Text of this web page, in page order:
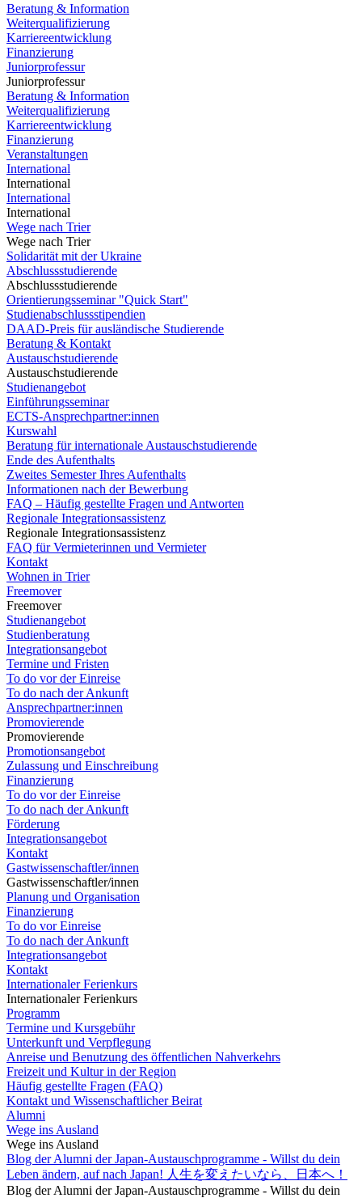
Beratung & Information
Weiterqualifizierung
Karriereentwicklung
Finanzierung
Juniorprofessur
Juniorprofessur
Beratung & Information
Weiterqualifizierung
Karriereentwicklung
Finanzierung
Veranstaltungen
International
International
International
International
Wege nach Trier
Wege nach Trier
Solidarität mit der Ukraine
Abschlussstudierende
Abschlussstudierende
Orientierungsseminar "Quick Start"
Studienabschlussstipendien
DAAD-Preis für ausländische Studierende
Beratung & Kontakt
Austauschstudierende
Austauschstudierende
Studienangebot
Einführungsseminar
ECTS-Ansprechpartner:innen
Kurswahl
Beratung für internationale Austauschstudierende
Ende des Aufenthalts
Zweites Semester Ihres Aufenthalts
Informationen nach der Bewerbung
FAQ – Häufig gestellte Fragen und Antworten
Regionale Integrationsassistenz
Regionale Integrationsassistenz
FAQ für Vermieterinnen und Vermieter
Kontakt
Wohnen in Trier
Freemover
Freemover
Studienangebot
Studienberatung
Integrationsangebot
Termine und Fristen
To do vor der Einreise
To do nach der Ankunft
Ansprechpartner:innen
Promovierende
Promovierende
Promotionsangebot
Zulassung und Einschreibung
Finanzierung
To do vor der Einreise
To do nach der Ankunft
Förderung
Integrationsangebot
Kontakt
Gastwissenschaftler/innen
Gastwissenschaftler/innen
Planung und Organisation
Finanzierung
To do vor Einreise
To do nach der Ankunft
Integrationsangebot
Kontakt
Internationaler Ferienkurs
Internationaler Ferienkurs
Programm
Termine und Kursgebühr
Unterkunft und Verpflegung
Anreise und Benutzung des öffentlichen Nahverkehrs
Freizeit und Kultur in der Region
Häufig gestellte Fragen (FAQ)
Kontakt und Wissenschaftlicher Beirat
Alumni
Wege ins Ausland
Wege ins Ausland
Blog der Alumni der Japan-Austauschprogramme - Willst du dein
Leben ändern, auf nach Japan! 人生を変えたいなら、日本へ！
Blog der Alumni der Japan-Austauschprogramme - Willst du dein